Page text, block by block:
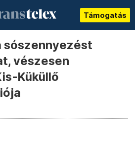
Támogatás
sószennyezést
vészesen
Küküllő